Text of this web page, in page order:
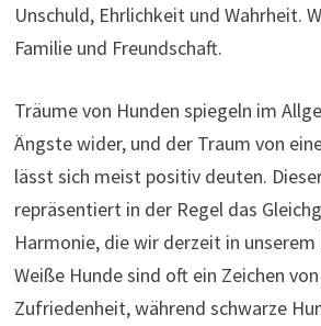
Unschuld, Ehrlichkeit und Wahrheit.
Familie und Freundschaft.
Träume von Hunden spiegeln im
Ängste wider, und der Traum von
lässt sich meist positiv deuten.
repräsentiert in der Regel das
Harmonie, die wir derzeit in unserem
Weiße Hunde sind oft ein Zeichen
Zufriedenheit, während schwarze